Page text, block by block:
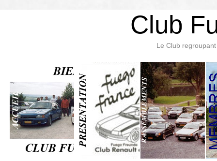
Club
Le Club